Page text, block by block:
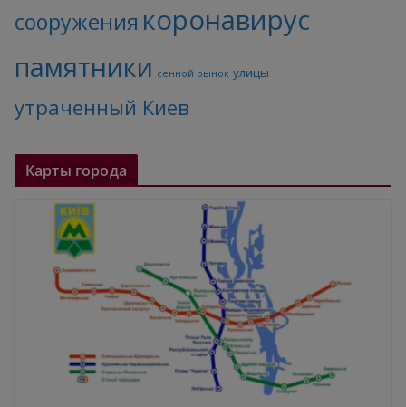
сооружения коронавирус
памятники сенной рынок улицы
утраченный Киев
Карты города